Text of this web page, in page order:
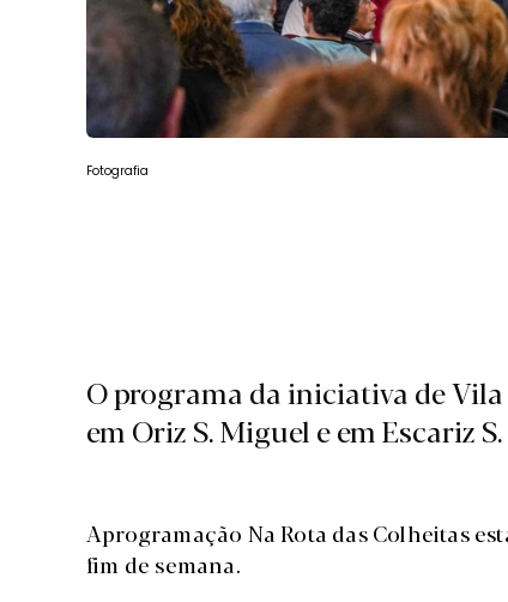
Fotografia
O programa da iniciativa de
em Oriz S. Miguel e em Escariz
Aprogramação Na Rota das Colheitas
fim de semana.